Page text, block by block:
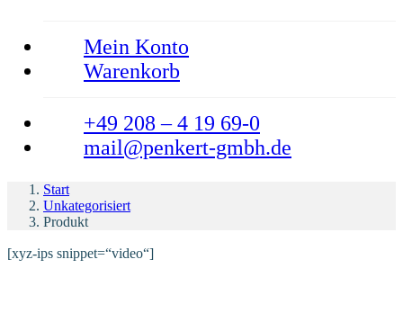
Mein Konto
Warenkorb
+49 208 – 4 19 69-0
mail@penkert-gmbh.de
Start
Unkategorisiert
Produkt
[xyz-ips snippet=“video“]